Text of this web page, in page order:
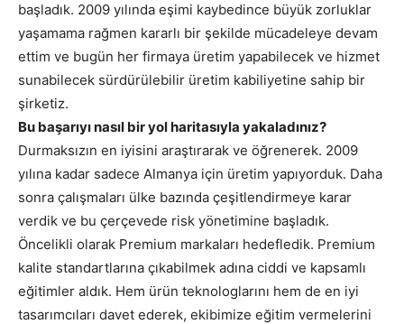
başladık. 2009 yılında eşimi kaybedince büyük zorluklar
yaşamama rağmen kararlı bir şekilde mücadeleye devam
ettim ve bugün her firmaya üretim yapabilecek ve hizmet
sunabilecek sürdürülebilir üretim kabiliyetine sahip bir
şirketiz.
Bu başarıyı nasıl bir yol haritasıyla yakaladınız?
Durmaksızın en iyisini araştırarak ve öğrenerek. 2009
yılına kadar sadece Almanya için üretim yapıyorduk. Daha
sonra çalışmaları ülke bazında çeşitlendirmeye karar
verdik ve bu çerçevede risk yönetimine başladık.
Öncelikli olarak Premium markaları hedefledik. Premium
kalite standartlarına çıkabilmek adına ciddi ve kapsamlı
eğitimler aldık. Hem ürün teknologlarını hem de en iyi
tasarımcıları davet ederek, ekibimize eğitim vermelerini